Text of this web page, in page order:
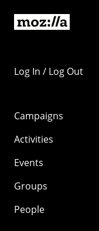
Log In / Log Out
Campaigns
Activities
Events
Groups
People